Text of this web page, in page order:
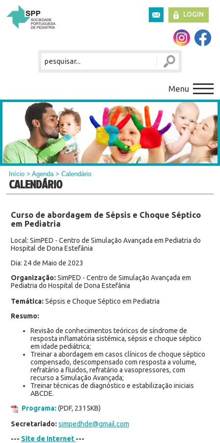
LOGIN
Menu
Início >Agenda> Calendário
CALENDÁRIO
Curso de abordagem de Sépsis e Choque Séptico
em Pediatria
Local: SimPED - Centro de Simulação Avançada em Pediatria do
Hospital de Dona Estefânia
Dia: 24 de Maio de 2023
Organização: SimPED - Centro de Simulação Avançada em
Pediatria do Hospital de Dona Estefânia
Temática: Sépsis e Choque Séptico em Pediatria
Resumo:
Revisão de conhecimentos teóricos de síndrome de
resposta inflamatória sistémica, sépsis e choque séptico
em idade pediátrica;
Treinar a abordagem em casos clínicos de choque séptico
compensado, descompensado com resposta a volume,
refratário a fluidos, refratário a vasopressores, com
recurso a Simulação Avançada;
Treinar técnicas de diagnóstico e estabilização iniciais
ABCDE.
Programa: (PDF, 2315KB)
Secretariado: simpedhde@gmail.com
--- Site de Internet ---